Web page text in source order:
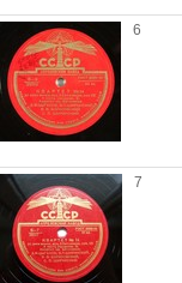
6
7